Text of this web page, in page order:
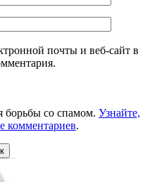
почты и веб-сайт в
борьбы со спамом. Узнайте,
комментариев.